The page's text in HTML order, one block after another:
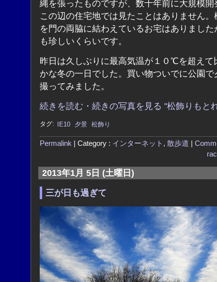
縄を張ったものですが、数十年前に大規模開
この辺の住宅地では見たことはありません。
を門の両脇に結わえているお宅はありました
も珍しいくらいです。
昨日は久しぶりに最高気温が１０℃を超えて
かな冬の一日でした。買い物ついでに公園で
撮ってみました。
続きを読む・続きの写真を見る "松飾りもと
タグ: IE10 夕景 松飾り
Permalink | Category : インターネット , 散歩道
2013年1月 5日 (土曜日)
三が日も過ぎて